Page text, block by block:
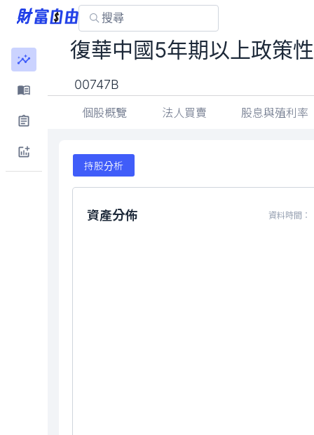
復華中國5年期以上政策
00747B
個股概覽 法人買賣 股息與殖利率
持股分析
資產分佈 資料時間：